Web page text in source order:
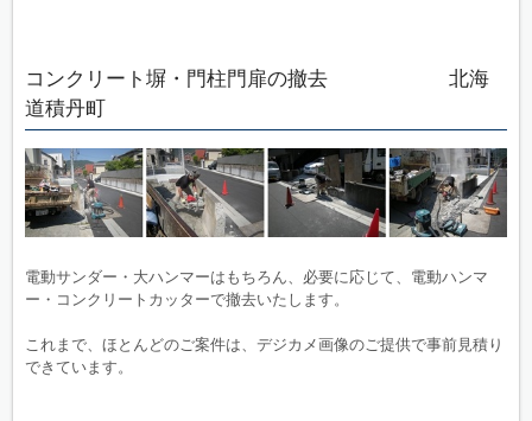
コンクリート塀・門柱門扉の撤去 北海
道積丹町
電動サンダー・大ハンマーはもちろん、必要に応じて、電動ハンマ
ー・コンクリートカッターで撤去いたします。
これまで、ほとんどのご案件は、デジカメ画像のご提供で事前見積り
できています。